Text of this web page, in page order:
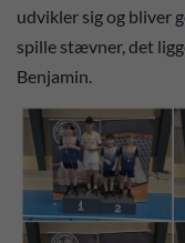
udvikler sig og bliver
spille stævner, det
Benjamin.